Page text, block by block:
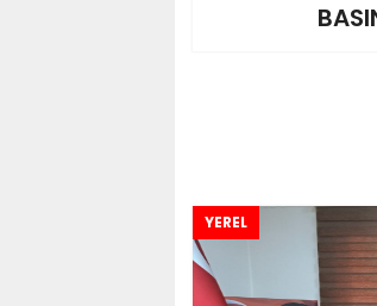
YEREL